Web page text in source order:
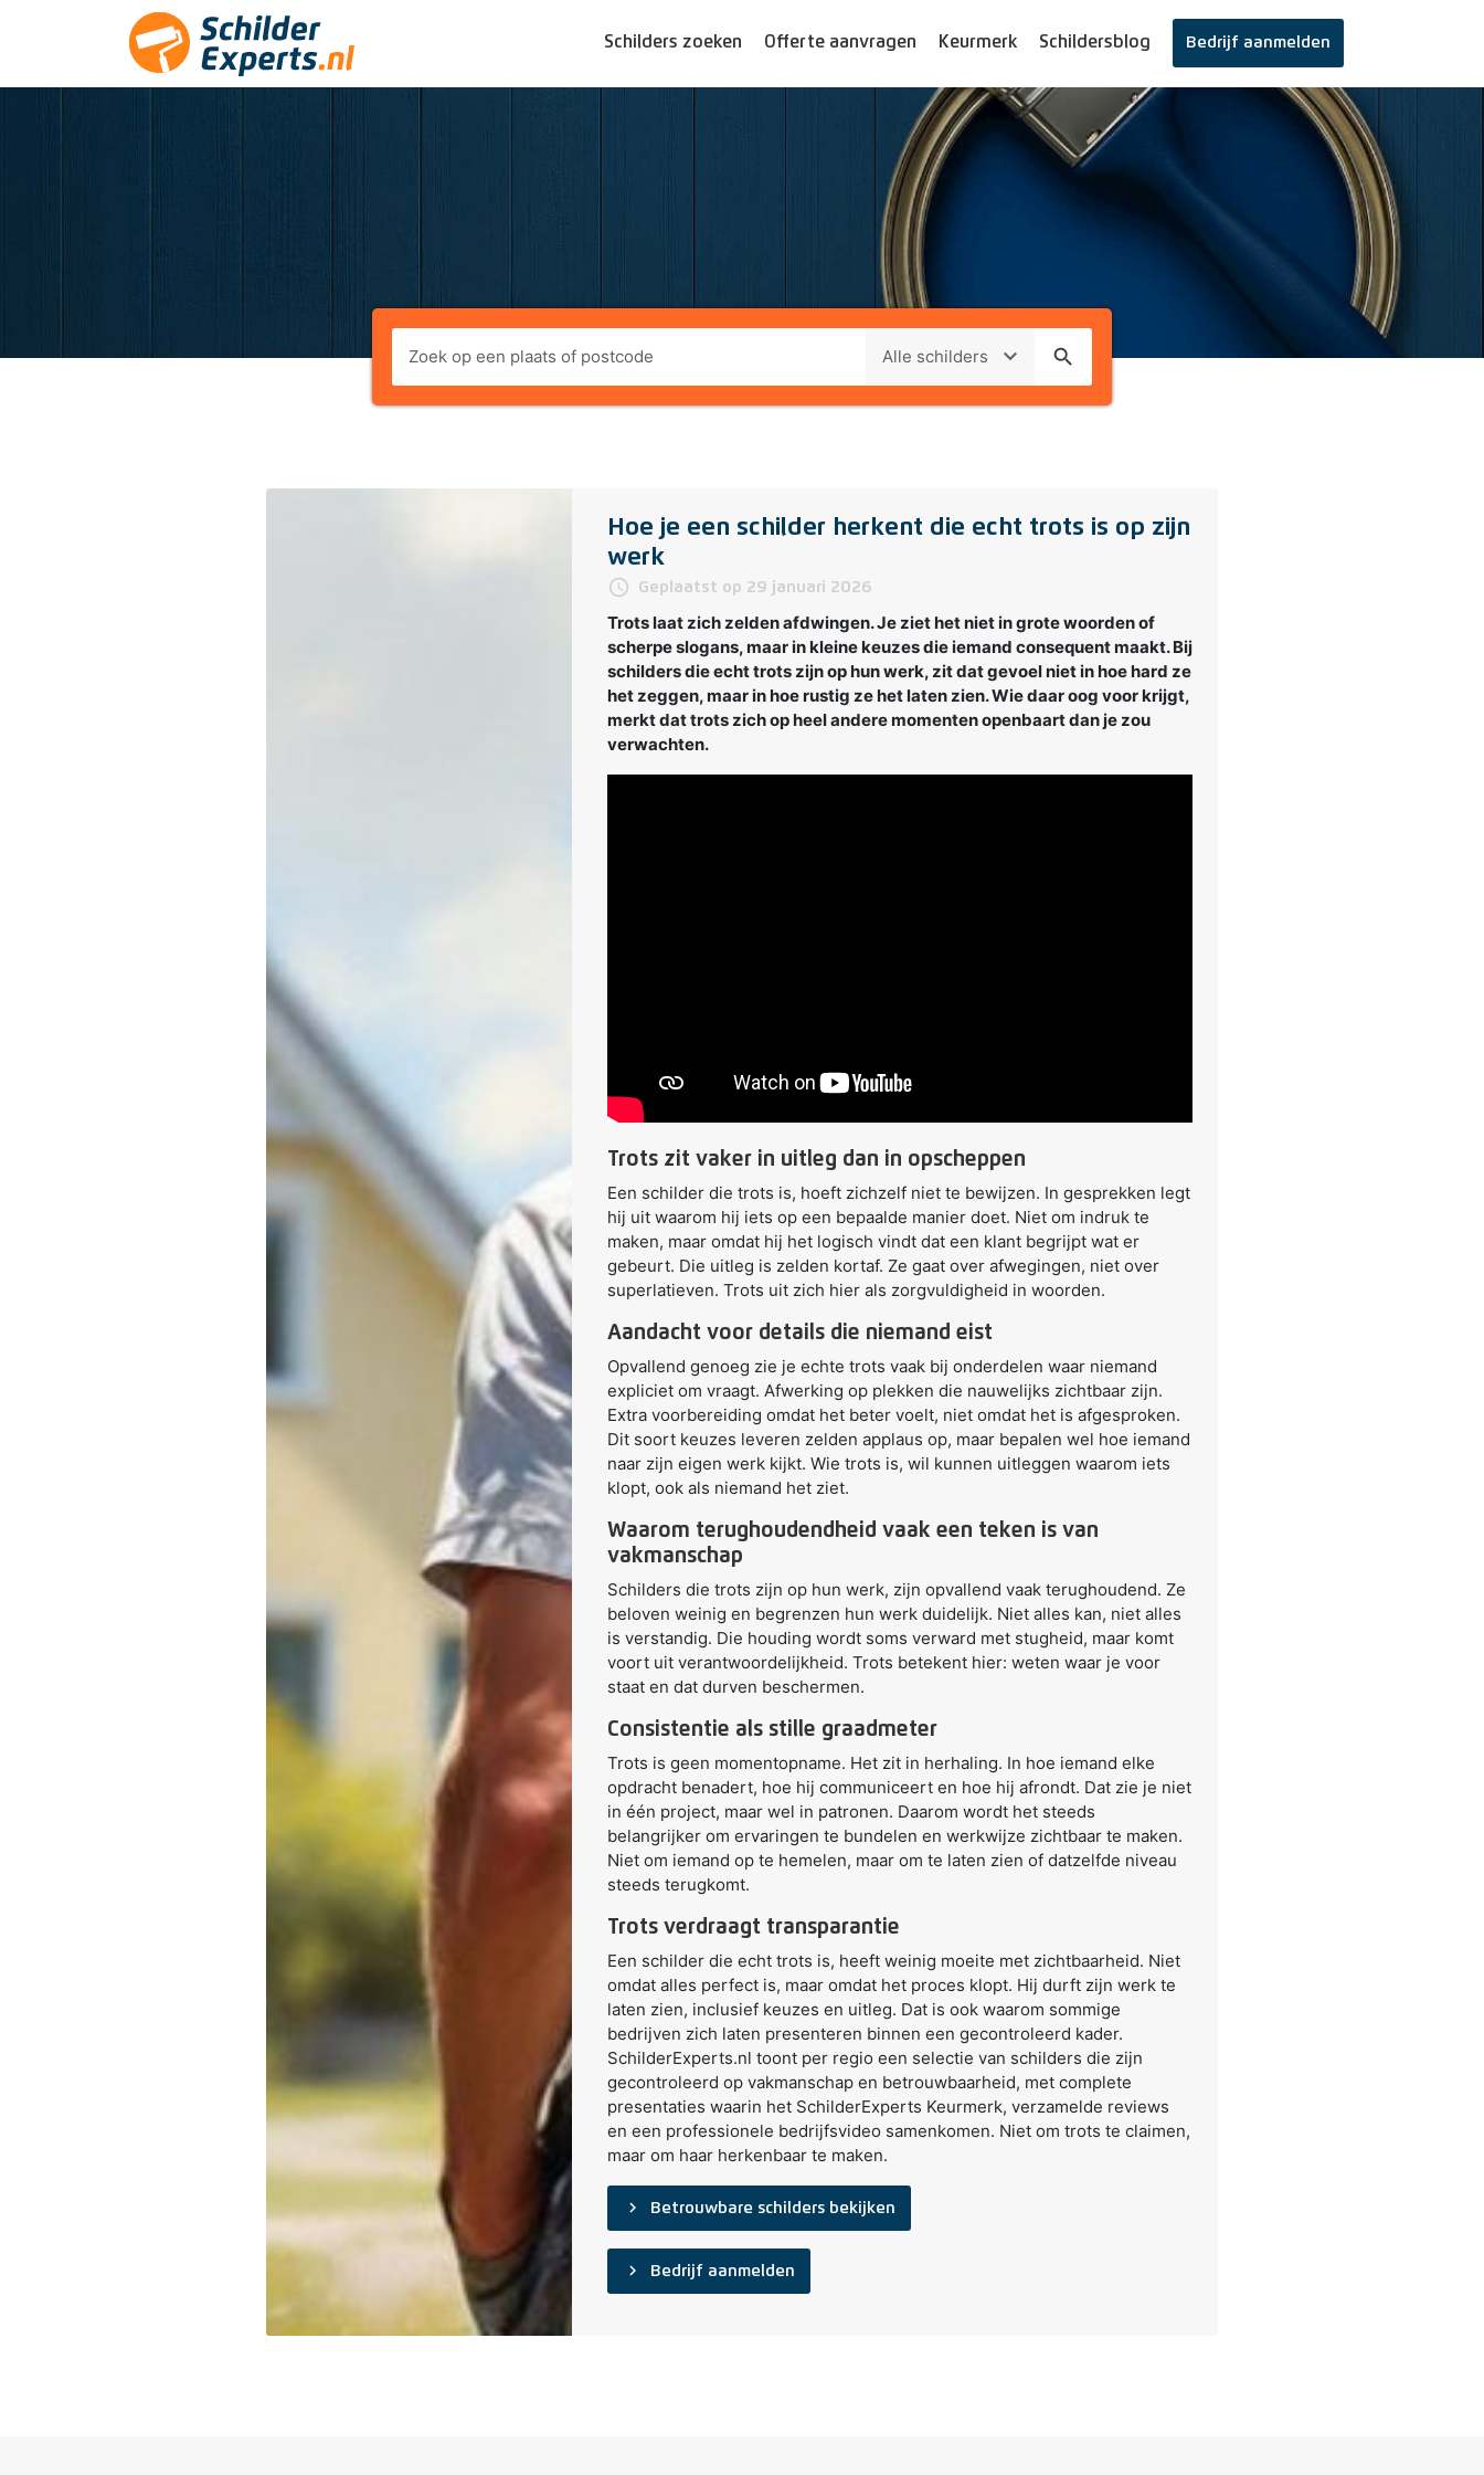
Schilders zoeken Offerte aanvragen Keurmerk Schildersblog Bedrijf aanmelden
search
Hoe je een schilder herkent die echt trots is op zijn
werk
access_time Geplaatst op 29 januari 2026
Trots laat zich zelden afdwingen. Je ziet het niet in grote woorden of
scherpe slogans, maar in kleine keuzes die iemand consequent maakt. Bij
schilders die echt trots zijn op hun werk, zit dat gevoel niet in hoe hard ze
het zeggen, maar in hoe rustig ze het laten zien. Wie daar oog voor krijgt,
merkt dat trots zich op heel andere momenten openbaart dan je zou
verwachten.
Trots zit vaker in uitleg dan in opscheppen
Een schilder die trots is, hoeft zichzelf niet te bewijzen. In gesprekken legt
hij uit waarom hij iets op een bepaalde manier doet. Niet om indruk te
maken, maar omdat hij het logisch vindt dat een klant begrijpt wat er
gebeurt. Die uitleg is zelden kortaf. Ze gaat over afwegingen, niet over
superlatieven. Trots uit zich hier als zorgvuldigheid in woorden.
Aandacht voor details die niemand eist
Opvallend genoeg zie je echte trots vaak bij onderdelen waar niemand
expliciet om vraagt. Afwerking op plekken die nauwelijks zichtbaar zijn.
Extra voorbereiding omdat het beter voelt, niet omdat het is afgesproken.
Dit soort keuzes leveren zelden applaus op, maar bepalen wel hoe iemand
naar zijn eigen werk kijkt. Wie trots is, wil kunnen uitleggen waarom iets
klopt, ook als niemand het ziet.
Waarom terughoudendheid vaak een teken is van
vakmanschap
Schilders die trots zijn op hun werk, zijn opvallend vaak terughoudend. Ze
beloven weinig en begrenzen hun werk duidelijk. Niet alles kan, niet alles
is verstandig. Die houding wordt soms verward met stugheid, maar komt
voort uit verantwoordelijkheid. Trots betekent hier: weten waar je voor
staat en dat durven beschermen.
Consistentie als stille graadmeter
Trots is geen momentopname. Het zit in herhaling. In hoe iemand elke
opdracht benadert, hoe hij communiceert en hoe hij afrondt. Dat zie je niet
in één project, maar wel in patronen. Daarom wordt het steeds
belangrijker om ervaringen te bundelen en werkwijze zichtbaar te maken.
Niet om iemand op te hemelen, maar om te laten zien of datzelfde niveau
steeds terugkomt.
Trots verdraagt transparantie
Een schilder die echt trots is, heeft weinig moeite met zichtbaarheid. Niet
omdat alles perfect is, maar omdat het proces klopt. Hij durft zijn werk te
laten zien, inclusief keuzes en uitleg. Dat is ook waarom sommige
bedrijven zich laten presenteren binnen een gecontroleerd kader.
SchilderExperts.nl toont per regio een selectie van schilders die zijn
gecontroleerd op vakmanschap en betrouwbaarheid, met complete
presentaties waarin het SchilderExperts Keurmerk, verzamelde reviews
en een professionele bedrijfsvideo samenkomen. Niet om trots te claimen,
maar om haar herkenbaar te maken.
navigate_next Betrouwbare schilders bekijken
navigate_next Bedrijf aanmelden